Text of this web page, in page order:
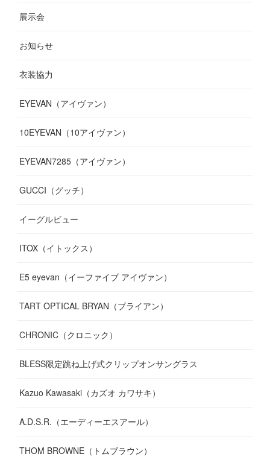
(14
(8
(9
(14
(19
(12)
(10)
(12
(10
(17)
(11)
(10)
(9
(7
(7
(10)
(11)
12)
(3
( 7
(13)
(11)
(13)
7)
(12)
(
( 5
(8)
(12)
11)
(13)
(13)
(10 )
(10)
13)
(16)
(14)
(17)
展示会
お知らせ
衣装協力
EYEVAN（アイヴァン）
10EYEVAN（10アイヴァン）
EYEVAN7285（アイヴァン）
GUCCI（グッチ）
イーグルビュー
ITOX（イトックス）
E5 eyevan（イーファイブ アイヴァン）
TART OPTICAL BRYAN（ブライアン）
CHRONIC（クロニック）
BLESS限定跳ね上げ式クリップオンサングラス
Kazuo Kawasaki（カズオ カワサキ）
A.D.S.R.（エーディーエスアール）
THOM BROWNE（トムブラウン）